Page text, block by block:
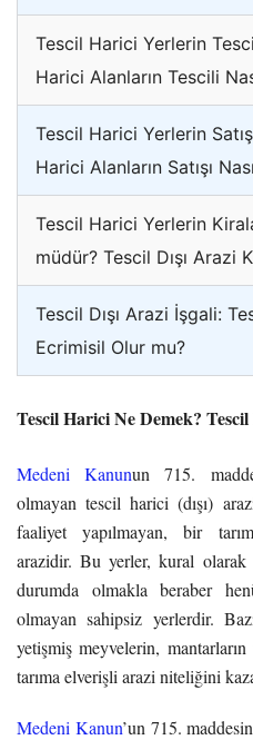
Tescil Harici Yerlerin
Harici Alanların Tescili
Tescil Harici Yerlerin
Harici Alanların Satışı
Tescil Harici Yerlerin
müdür? Tescil Dışı Arazi
Tescil Dışı Arazi İşgali:
Ecrimisil Olur mu?
Tescil Harici Ne Demek?
Medeni Kanunun 715.
olmayan tescil harici (dışı)
faaliyet yapılmayan, bir
arazidir. Bu yerler, kural
durumda olmakla beraber
olmayan sahipsiz yerlerdir.
yetişmiş meyvelerin,
tarıma elverişli arazi niteliğini
Medeni Kanun’un 715.